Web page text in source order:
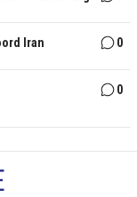
Iran 0
0